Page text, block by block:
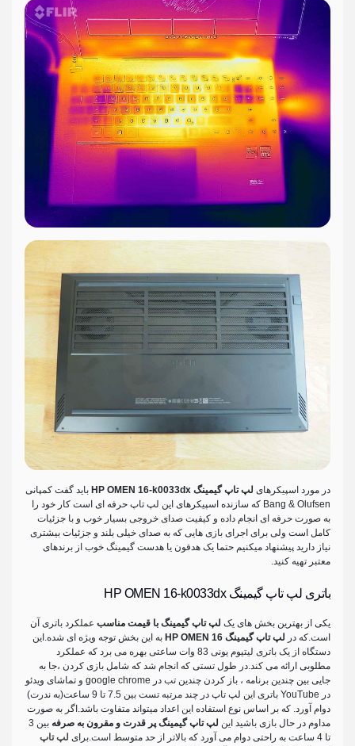
در مورد اسپیکرهای لپ تاپ گیمینگ HP OMEN 16-k0033dx
باید گفت کمپانی
Bang & Olufsen که سازنده اسپیکرهای این لپ تاپ حرفه ای است کار خود را
به صورت حرفه ای انجام داده و کیفیت صدای خروجی بسیار خوب و با جزئیات
کامل است ولی برای اجرای بازی هایی که به صدای خیلی بلند و جزئیات بیشتری
نیاز دارید پیشنهاد میکنیم حتما یک هدفون یا هدست گیمینگ خوب از برندهای
معتبر تهیه کنید.
باتری لپ تاپ گیمینگ HP OMEN 16-k0033dx
یکی از بهترین بخش های یک لپ تاپ گیمینگ با قیمت مناسب عملکرد باتری آن
است.که در لپ تاپ گیمینگ HP OMEN 16
به این بخش توجه ویژه ای شده.این
دستگاه از یک باتری لیتیوم یونی 83 وات ساعتی بهره می برد که عملکرد
مطلوبی ارائه می کند.در طول تستی که انجام شد که شامل بازی کردن ،جا به
جایی بین چندین برنامه ، باز کردن چندین تب در google chrome و تماشای ویدئو
در YouTube باتری این لپ تاپ در چند مرتبه تست بین 7.5 تا 9 ساعت(به ندرت)
دوام آورد. که بر اساس نوع استفاده این اعداد میتواند متفاوت باشد.اگر به صورت
مداوم در حال بازی باشید این لپ تاپ گیمینگ پر قدرت و مقرون به صرفه
بین 3
تا 4 ساعت به راحتی دوام می آورد که بالاتر از حد متوسط است.برای
لپ تاپ